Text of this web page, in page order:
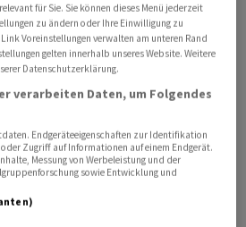
" spricht Tim Höfinghoff mit
Finanzexperte Henning Hölder
Warren Buffett, der nun seinen
er zum erfolgreichen Investor
sind und was Anleger
Was prägte ihn, und
ein Mensch? Ebenso gehen wir
für Sie. Sie können dieses Menü jederzeit
zu ändern oder Ihre Einwilligung zu
Voreinstellungen verwalten am unteren Rand
gelten innerhalb unseres Website. Weitere
Datenschutzerklärung.
verarbeiten Daten, um Folgendes
Endgeräteeigenschaften zur Identifikation
Zugriff auf Informationen auf einem Endgerät.
Messung von Werbeleistung und der
sowie Entwicklung und